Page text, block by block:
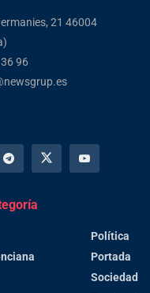
21 46004
96
Política
Portada
Sociedad